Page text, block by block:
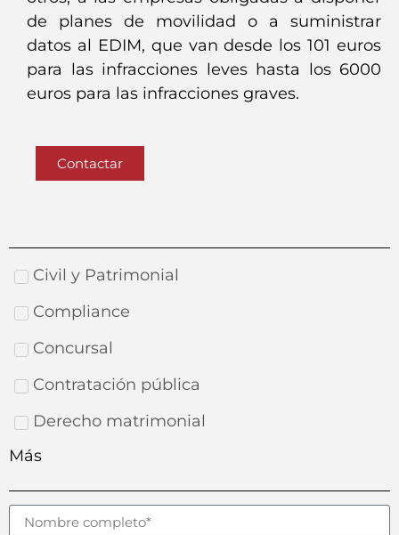
de planes de movilidad o a suministrar
datos al EDIM, que van desde los 101 euros
para las infracciones leves hasta los 6000
euros para las infracciones graves.
Contactar
Civil y Patrimonial
Compliance
Concursal
Contratación pública
Derecho matrimonial
Más